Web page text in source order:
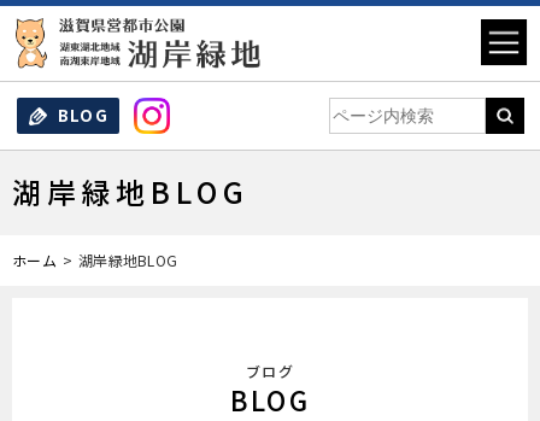
BLOG
湖岸緑地BLOG
ホーム 湖岸緑地BLOG
ブログ
BLOG